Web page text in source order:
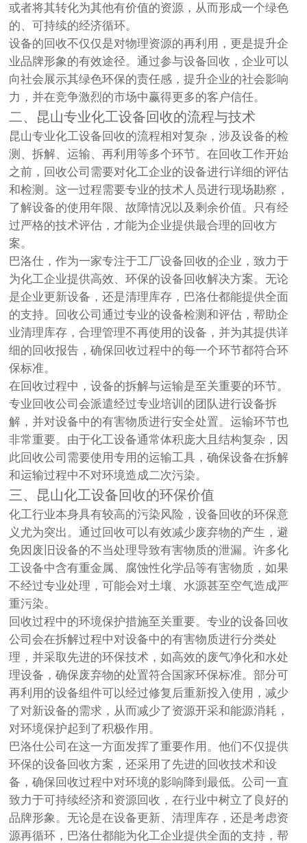
或者将其转化为其他有价值的资源，从而形成一个绿色
的、可持续的经济循环。
设备的回收不仅仅是对物理资源的再利用，更是提升企
业品牌形象的有效途径。通过参与设备回收，企业可以
向社会展示其绿色环保的责任感，提升企业的社会影响
力，并在竞争激烈的市场中赢得更多的客户信任。
二、昆山专业化工设备回收的流程与技术
昆山专业化工设备回收的流程相对复杂，涉及设备的检
测、拆解、运输、再利用等多个环节。在回收工作开始
之前，回收公司需要对化工企业的设备进行详细的评估
和检测。这一过程需要专业的技术人员进行现场勘察，
了解设备的使用年限、故障情况以及剩余价值。只有经
过严格的技术评估，才能为企业提供最合理的回收方
案。
巴洛仕，作为一家专注于工厂设备回收的企业，致力于
为化工企业提供高效、环保的设备回收解决方案。无论
是企业更新设备，还是清理库存，巴洛仕都能提供全面
的支持。回收公司通过专业的设备检测和评估，帮助企
业清理库存，合理管理不再使用的设备，并为其提供详
细的回收报告，确保回收过程中的每一个环节都符合环
保标准。
在回收过程中，设备的拆解与运输是至关重要的环节。
专业回收公司会派遣经过专业培训的团队进行设备拆
解，并对设备中的有害物质进行安全处置。运输环节也
非常重要。由于化工设备通常体积庞大且结构复杂，因
此回收公司需要使用专用的运输工具，确保设备在拆解
和运输过程中不对环境造成二次污染。
三、昆山化工设备回收的环保价值
化工行业本身具有较高的污染风险，设备回收的环保意
义尤为突出。通过回收可以有效减少废弃物的产生，避
免因废旧设备的不当处理导致有害物质的泄漏。许多化
工设备中含有重金属、腐蚀性化学品等有害物质，如果
不经过专业处理，可能会对土壤、水源甚至空气造成严
重污染。
回收过程中的环境保护措施至关重要。专业的设备回收
公司会在拆解过程中对设备中的有害物质进行分类处
理，并采取先进的环保技术，如高效的废气净化和水处
理设备，确保废弃物的处置符合国家环保标准。部分可
再利用的设备组件可以经过修复后重新投入使用，减少
了对新设备的需求，从而减少了资源开采和能源消耗，
对环境保护起到了积极作用。
巴洛仕公司在这一方面发挥了重要作用。他们不仅提供
环保的设备回收方案，还采用了先进的回收技术和设
备，确保回收过程中对环境的影响降到最低。公司一直
致力于可持续经济和资源回收，在行业中树立了良好的
品牌形象。无论是在设备更新、清理库存，还是考虑资
源再循环，巴洛仕都能为化工企业提供全面的支持，帮